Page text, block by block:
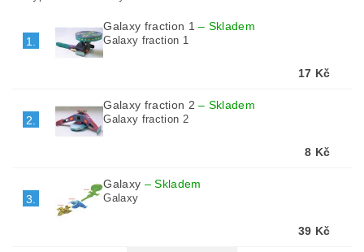
1.
Galaxy fraction 1– Skladem
Galaxy fraction 1
17 Kč
2.
Galaxy fraction 2– Skladem
Galaxy fraction 2
8 Kč
3.
Galaxy –Skladem
Galaxy
39 Kč